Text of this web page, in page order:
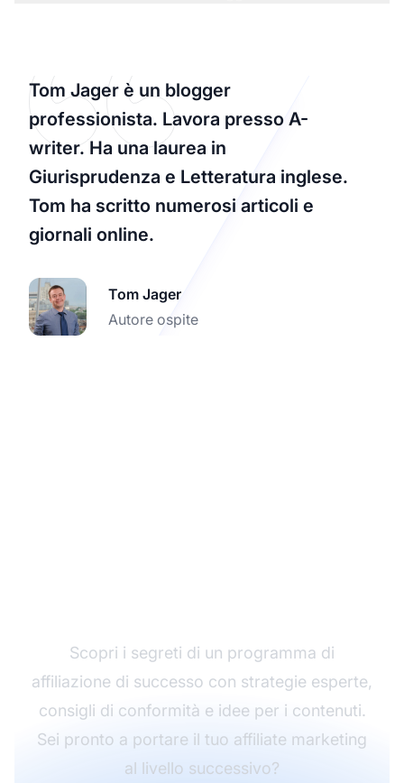
Tom Jager è un blogger
professionista. Lavora presso A-
writer. Ha una laurea in
Giurisprudenza e Letteratura inglese.
Tom ha scritto numerosi articoli e
giornali online.
Tom Jager
Autore ospite
Scopri i segreti di un programma di
affiliazione di successo con strategie esperte,
consigli di conformità e idee per i contenuti.
Sei pronto a portare il tuo affiliate marketing
al livello successivo?